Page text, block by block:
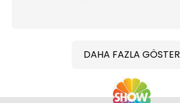
DAHA FAZLA GÖSTER